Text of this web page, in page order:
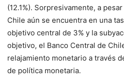
(12.1%). Sorpresivamente, a
Chile aún se encuentra en una
objetivo central de 3% y la
objetivo, el Banco Central de
relajamiento monetario a través
de política monetaria.